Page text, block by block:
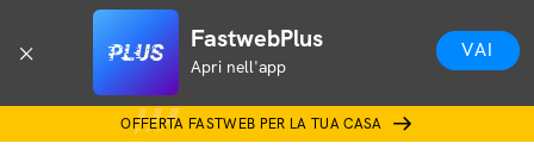
FastwebPlus
Apri nell'app
VAI
OFFERTA FASTWEB PER LA TUA CASA